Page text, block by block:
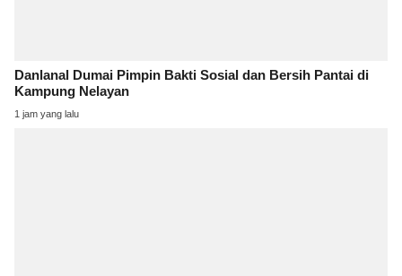
Danlanal Dumai Pimpin Bakti Sosial dan Bersih Pantai di
Kampung Nelayan
1 jam yang lalu